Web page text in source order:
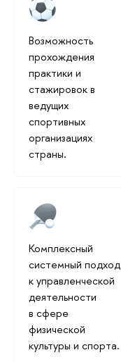
Возможность
прохождения
практики и
стажировок в
ведущих
спортивных
организациях
страны.
Комплексный
системный подход
к управленческой
деятельности
в сфере
физической
культуры и спорта.